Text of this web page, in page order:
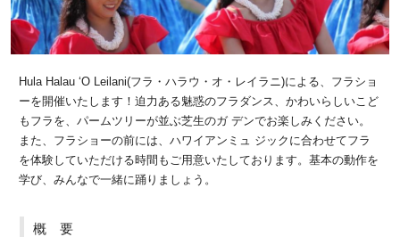
Hula Halau ‘O Leilani(フラ・ハラウ・オ・レイラニ)による、フラショ
ーを開催いたします！迫力ある魅惑のフラダンス、かわいらしいこど
もフラを、パームツリーが並ぶ芝生のガ デンでお楽しみください。
また、フラショーの前には、ハワイアンミュ ジックに合わせてフラ
を体験していただける時間もご用意いたしております。基本の動作を
学び、みんなで一緒に踊りましょう。
概 要